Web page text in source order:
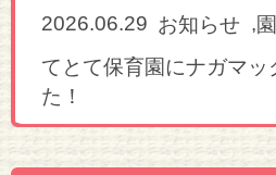
2026.06.29 お知らせ ,
てとて保育園にナガマッ
た！